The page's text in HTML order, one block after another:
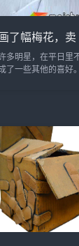
了幅梅花，卖
多明星，在平日里
了一些其他的喜好